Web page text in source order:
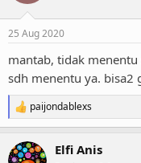
25 Aug 2020
mantab, tidak
sdh menentu ya. bisa2
R
e
c
paijondablexs
Elfi Anis